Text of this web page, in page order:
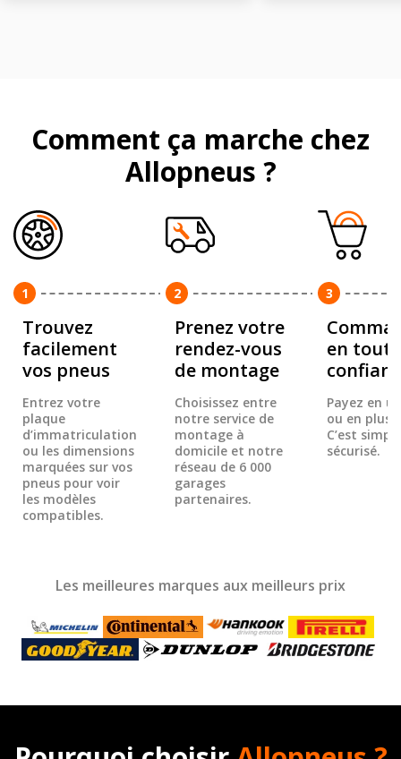
Comment ça marche chez
Allopneus ?
1
Trouvez
facilement
vos pneus
Entrez votre
plaque
d’immatriculation
ou les dimensions
marquées sur vos
pneus pour voir
les modèles
compatibles.
2
Prenez votre
rendez-vous
de montage
Choisissez entre
notre service de
montage à
domicile et notre
réseau de 6 000
garages
partenaires.
3
en toute
Payez en
ou en
C’est
sécurisé.
Les meilleures marques aux meilleurs prix